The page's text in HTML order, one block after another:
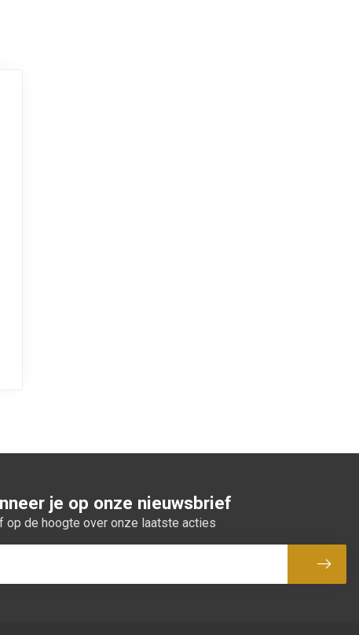
je op onze nieuwsbrief
op de hoogte over onze laatste acties
Abonneer